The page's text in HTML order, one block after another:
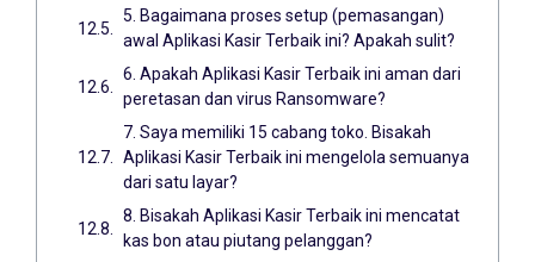
5. Bagaimana proses setup (pemasangan)
awal Aplikasi Kasir Terbaik ini? Apakah sulit?
6. Apakah Aplikasi Kasir Terbaik ini aman dari
peretasan dan virus Ransomware?
7. Saya memiliki 15 cabang toko. Bisakah
Aplikasi Kasir Terbaik ini mengelola semuanya
dari satu layar?
8. Bisakah Aplikasi Kasir Terbaik ini mencatat
kas bon atau piutang pelanggan?